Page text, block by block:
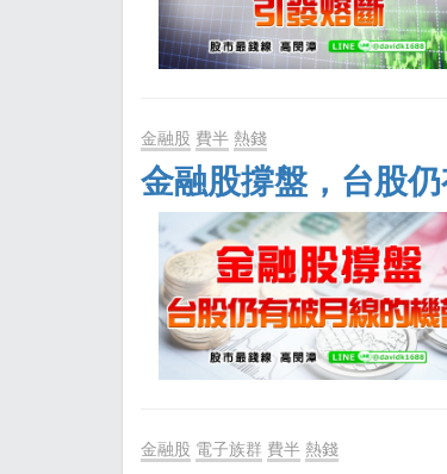
金融股 費半 熱錢
金融股撐盤，台股
金融股 電子族群 費半 熱錢